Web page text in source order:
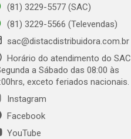
(81) 3229-5577 (SAC)
(81) 3229-5566 (Televendas)
sac@distacdistribuidora.com.br
Horário do atendimento do SAC
a Sábado das 08:00 às
exceto feriados nacionais.
Instagram
Facebook
YouTube